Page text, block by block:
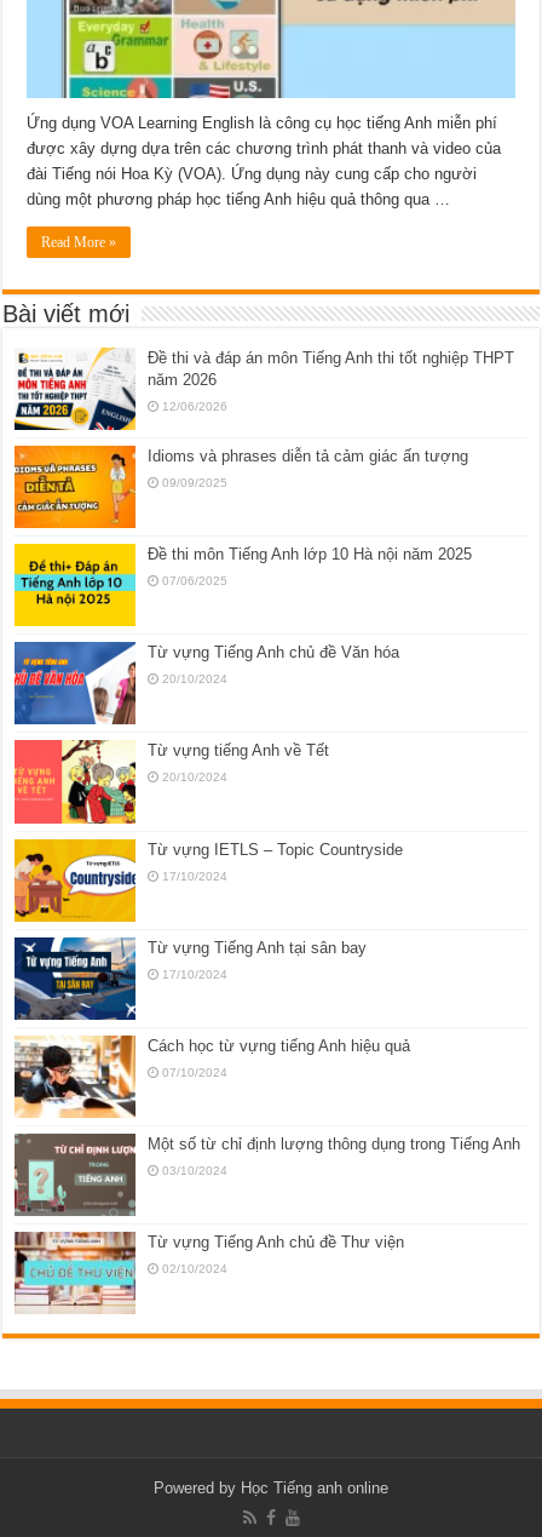
Ứng dụng VOA Learning English là công cụ học tiếng Anh miễn phí
được xây dựng dựa trên các chương trình phát thanh và video của
đài Tiếng nói Hoa Kỳ (VOA). Ứng dụng này cung cấp cho người
dùng một phương pháp học tiếng Anh hiệu quả thông qua …
Read More »
Bài viết mới
Đề thi và đáp án môn Tiếng Anh thi tốt nghiệp THPT
năm 2026
12/06/2026
Idioms và phrases diễn tả cảm giác ấn tượng
09/09/2025
Đề thi môn Tiếng Anh lớp 10 Hà nội năm 2025
07/06/2025
Từ vựng Tiếng Anh chủ đề Văn hóa
20/10/2024
Từ vựng tiếng Anh về Tết
20/10/2024
Từ vựng IETLS – Topic Countryside
17/10/2024
Từ vựng Tiếng Anh tại sân bay
17/10/2024
Cách học từ vựng tiếng Anh hiệu quả
07/10/2024
Một số từ chỉ định lượng thông dụng trong Tiếng Anh
03/10/2024
Từ vựng Tiếng Anh chủ đề Thư viện
02/10/2024
Powered by Học Tiếng anh online